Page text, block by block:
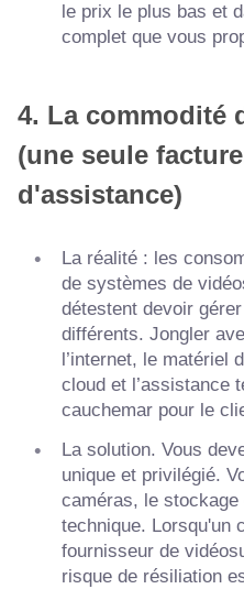
le prix le plus bas et
complet que vous
4. La commodité
(une seule
d'assistance)
La réalité : les
de systèmes de
détestent devoir
différents. Jongler
l’internet, le matériel
cloud et l’assistance
cauchemar pour le
La solution. Vous
unique et privilégié.
caméras, le
technique. Lorsqu'un
fournisseur de
risque de résiliation